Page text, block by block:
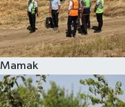
Mamak